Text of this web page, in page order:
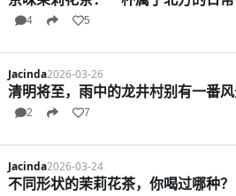
4 5
Jacinda2026-03-26
清明将至，雨中的龙井村别有一番
2 7
Jacinda2026-03-24
不同形状的茉莉花茶，你喝过哪种？